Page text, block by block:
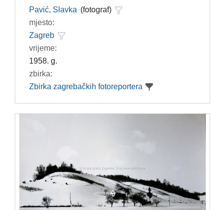
Pavić, Slavka (fotograf)
mjesto:
Zagreb
vrijeme:
1958. g.
zbirka:
Zbirka zagrebačkih fotoreportera